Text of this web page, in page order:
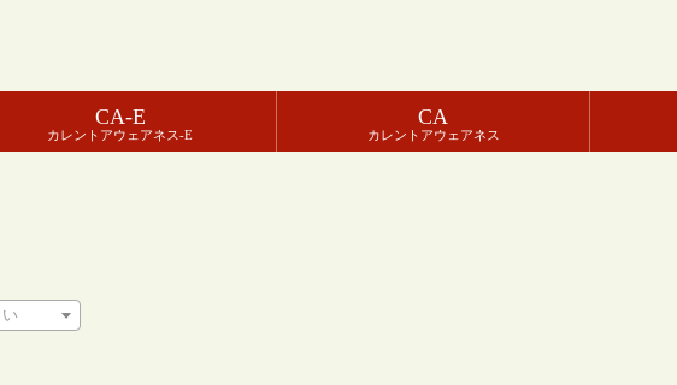
CA-E
カレントアウェアネス-E
CA
カレントアウェアネス